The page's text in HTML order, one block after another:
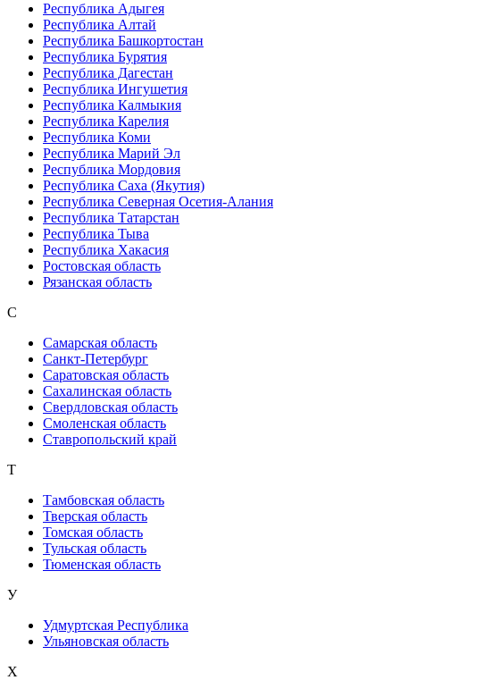
Республика Адыгея
Республика Алтай
Республика Башкортостан
Республика Бурятия
Республика Дагестан
Республика Ингушетия
Республика Калмыкия
Республика Карелия
Республика Коми
Республика Марий Эл
Республика Мордовия
Республика Саха (Якутия)
Республика Северная Осетия-Алания
Республика Татарстан
Республика Тыва
Республика Хакасия
Ростовская область
Рязанская область
С
Самарская область
Санкт-Петербург
Саратовская область
Сахалинская область
Свердловская область
Смоленская область
Ставропольский край
Т
Тамбовская область
Тверская область
Томская область
Тульская область
Тюменская область
У
Удмуртская Республика
Ульяновская область
Х